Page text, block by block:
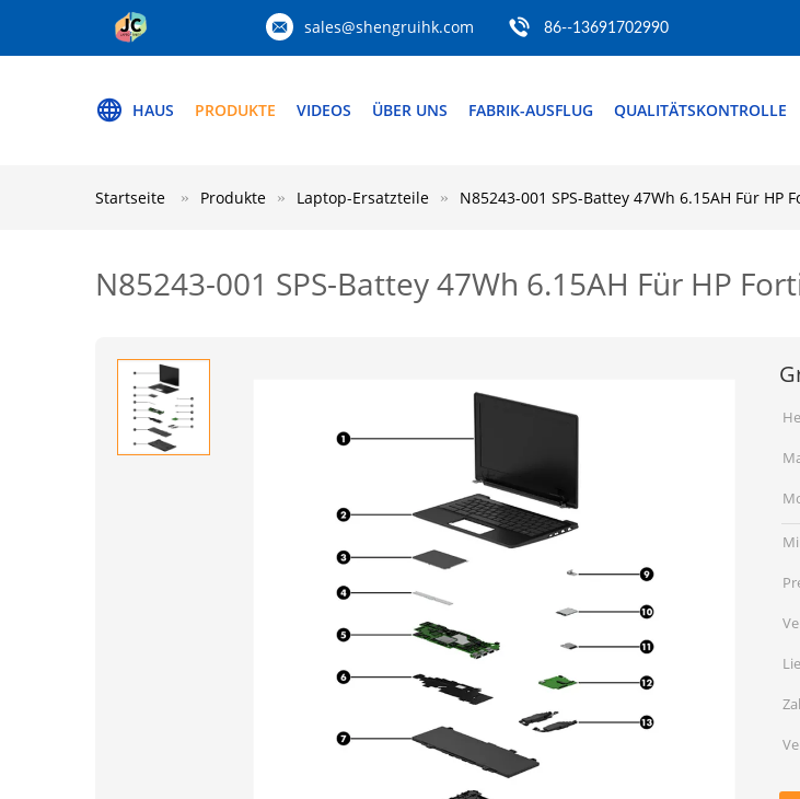
sales@shengruihk.com 86--13691702990
HAUS PRODUKTE VIDEOS ÜBER UNS FABRIK-AUSFLUG QUALITÄTSKONTROLLE
Startseite Produkte Laptop-Ersatzteile N85243-001 SPS-Battey 47Wh 6.15AH Für HP
N85243-001 SPS-Battey 47Wh 6.15AH Für HP